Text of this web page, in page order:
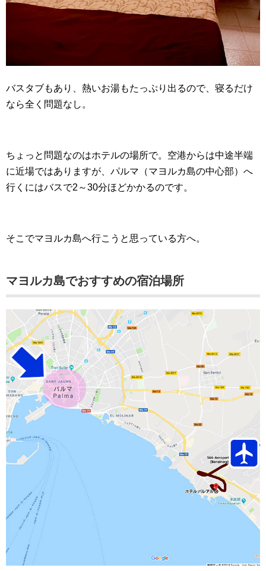
バスタブもあり、熱いお湯もたっぷり出るので、寝るだけ
なら全く問題なし。
ちょっと問題なのはホテルの場所で。空港からは中途半端
に近場ではありますが、パルマ（マヨルカ島の中心部）へ
行くにはバスで2～30分ほどかかるのです。
そこでマヨルカ島へ行こうと思っている方へ。
マヨルカ島でおすすめの宿泊場所